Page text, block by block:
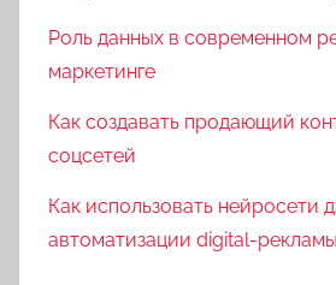
Роль данных в современном
маркетинге
Как создавать продающий
соцсетей
Как использовать нейросети
автоматизации digital-